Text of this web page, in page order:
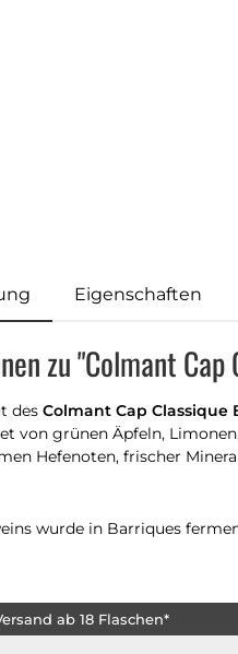
Eigenschaften
zu "Colmant
des Colmant Cap Classique
von grünen Äpfeln,
Hefenoten, frischer
wurde in Barriques
ab 18 Flaschen*